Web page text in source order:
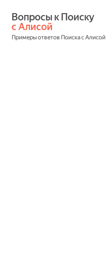
с Алисой
Примеры ответов Поиска с Алисой